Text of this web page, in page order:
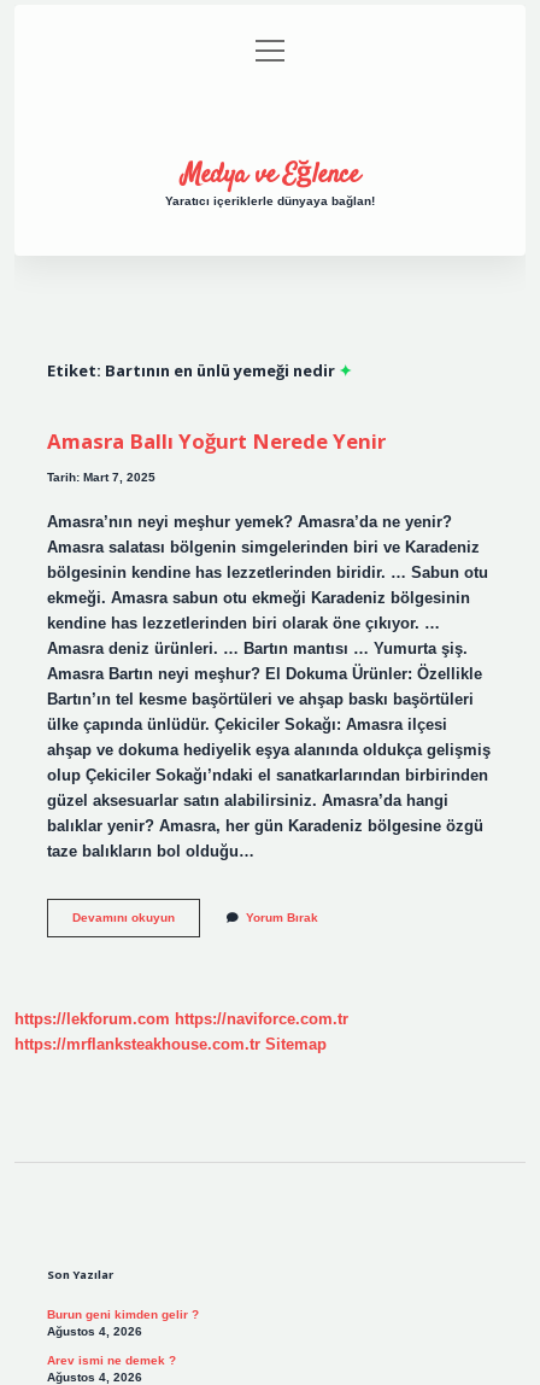
Gizlilik Politikası
menüyü
aç
Medya ve Eğlence
Yaratıcı içeriklerle dünyaya bağlan!
Etiket: Bartının en ünlü yemeği nedir
Amasra Ballı Yoğurt Nerede Yenir
Tarih: Mart 7, 2025
Amasra’nın neyi meşhur yemek? Amasra’da ne yenir?
Amasra salatası bölgenin simgelerinden biri ve Karadeniz
bölgesinin kendine has lezzetlerinden biridir. … Sabun otu
ekmeği. Amasra sabun otu ekmeği Karadeniz bölgesinin
kendine has lezzetlerinden biri olarak öne çıkıyor. …
Amasra deniz ürünleri. … Bartın mantısı … Yumurta şiş.
Amasra Bartın neyi meşhur? El Dokuma Ürünler: Özellikle
Bartın’ın tel kesme başörtüleri ve ahşap baskı başörtüleri
ülke çapında ünlüdür. Çekiciler Sokağı: Amasra ilçesi
ahşap ve dokuma hediyelik eşya alanında oldukça gelişmiş
olup Çekiciler Sokağı’ndaki el sanatkarlarından birbirinden
güzel aksesuarlar satın alabilirsiniz. Amasra’da hangi
balıklar yenir? Amasra, her gün Karadeniz bölgesine özgü
taze balıkların bol olduğu…
Devamını okuyunAmasra
Yorum Bırak
https://lekforum.com https://naviforce.com.tr
https://mrflanksteakhouse.com.tr Sitemap
Son Yazılar
Burun geni kimden gelir ?
Ağustos 4, 2026
Arev ismi ne demek ?
Ağustos 4, 2026